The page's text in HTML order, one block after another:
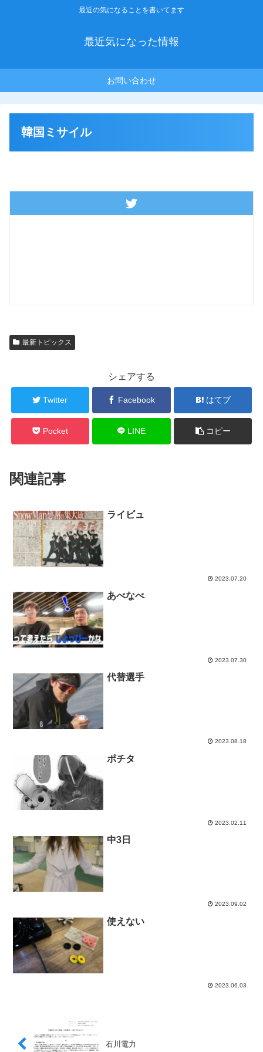
最近の気になることを書いてます
最近気になった情報
お問い合わせ
韓国ミサイル
最新トピックス
シェアする
Twitter Facebook はてブ
Pocket LINE コピー
関連記事
ライビュ
2023.07.20
あべなべ
2023.07.30
代替選手
2023.08.18
ポチタ
2023.02.11
中3日
2023.09.02
使えない
2023.06.03
石川電力